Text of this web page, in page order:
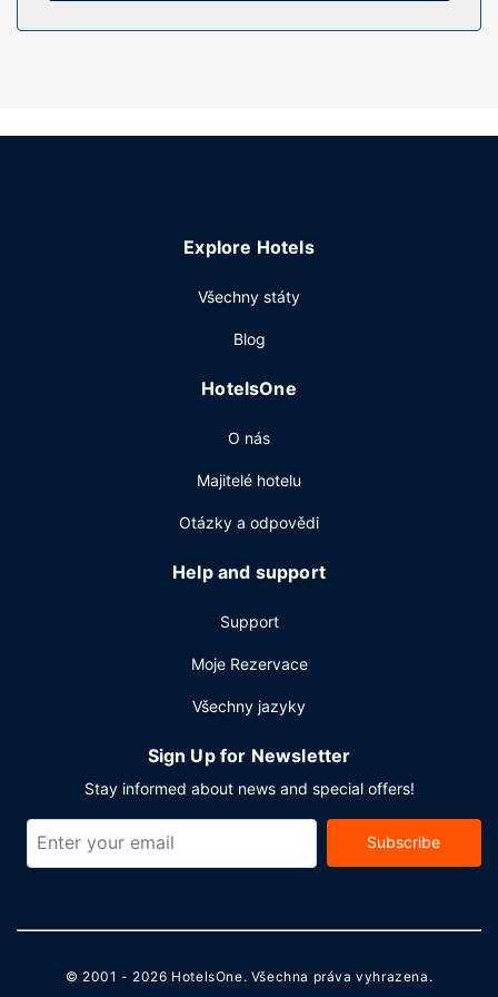
Terasa nabízí krásný výhled a k součástí nabídky hotelu
parkování (za příplatek).Explore Hotels
Všechny státy
Blog
HotelsOne
O nás
Majitelé hotelu
Otázky a odpovědi
Help and support
Support
Moje Rezervace
Všechny jazyky
Sign Up for Newsletter
Stay informed about news and special offers!
Subscribe
© 2001 - 2026 HotelsOne. Všechna práva vyhrazena.